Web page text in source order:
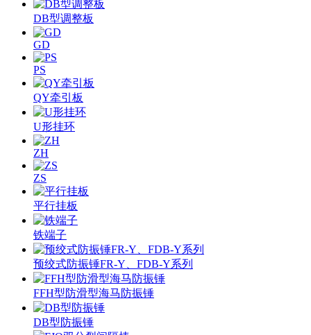
DB型调整板
GD
PS
QY牵引板
U形挂环
ZH
ZS
平行挂板
铁端子
预绞式防振锤FR-Y、FDB-Y系列
FFH型防滑型海马防振锤
DB型防振锤